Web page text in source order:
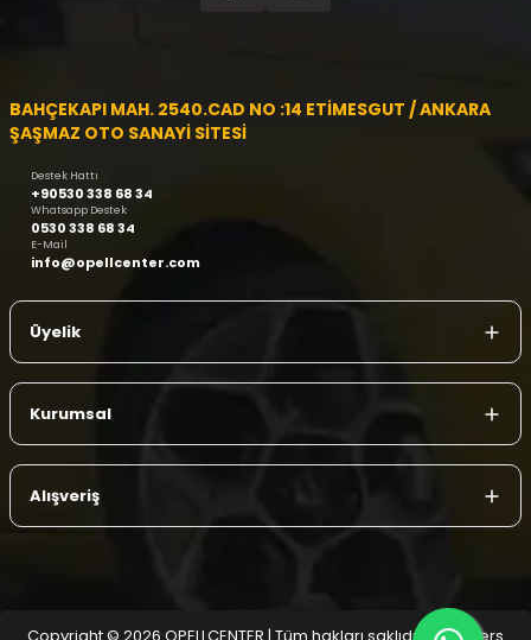
BAHÇEKAPI MAH. 2540.CAD NO :14 ETİMESGUT / ANKARA
ŞAŞMAZ OTO SANAYİ SİTESİ
Destek Hattı
+90530 338 68 34
Whatsapp Destek
0530 338 68 34
E-Mail
info@opellcenter.com
Üyelik
Kurumsal
Alışveriş